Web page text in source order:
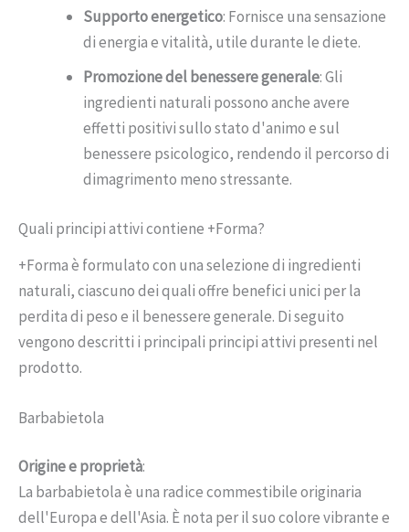
Supporto energetico: Fornisce una sensazione
di energia e vitalità, utile durante le diete.
Promozione del benessere generale: Gli
ingredienti naturali possono anche avere
effetti positivi sullo stato d'animo e sul
benessere psicologico, rendendo il percorso di
dimagrimento meno stressante.
Quali principi attivi contiene +Forma?
+Forma è formulato con una selezione di ingredienti
naturali, ciascuno dei quali offre benefici unici per la
perdita di peso e il benessere generale. Di seguito
vengono descritti i principali principi attivi presenti nel
prodotto.
Barbabietola
Origine e proprietà:
La barbabietola è una radice commestibile originaria
dell'Europa e dell'Asia. È nota per il suo colore vibrante e